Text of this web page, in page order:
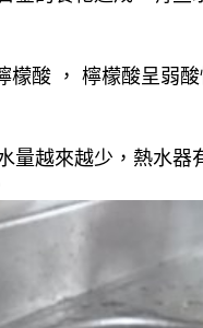
酸 ， 檸檬酸呈弱
越來越少，熱水